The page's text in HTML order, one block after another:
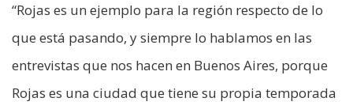
“Rojas es un ejemplo para la región respecto de lo
que está pasando, y siempre lo hablamos en las
entrevistas que nos hacen en Buenos Aires, porque
Rojas es una ciudad que tiene su propia temporada